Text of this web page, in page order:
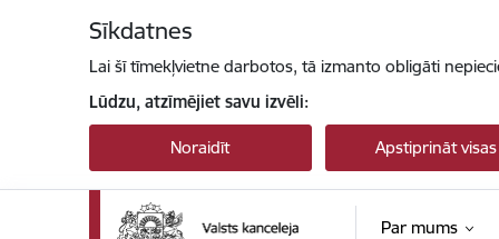
Sīkdatnes
Lai šī tīmekļvietne darbotos, tā izmanto obligāti
Lūdzu, atzīmējiet savu izvēli:
Noraidīt Apstiprināt visas
Par mums